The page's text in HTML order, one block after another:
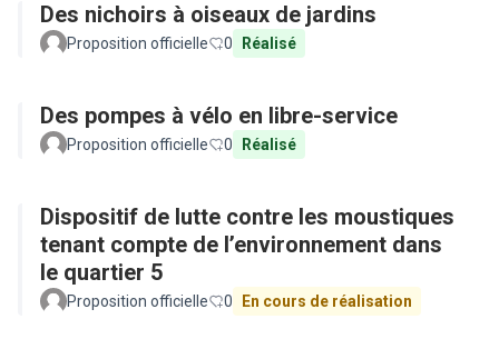
Des nichoirs à oiseaux de jardins
Proposition officielle 0 Réalisé
Des pompes à vélo en libre-service
Proposition officielle 0 Réalisé
Dispositif de lutte contre les moustiques
tenant compte de l’environnement dans
le quartier 5
Proposition officielle 0 En cours de réalisation